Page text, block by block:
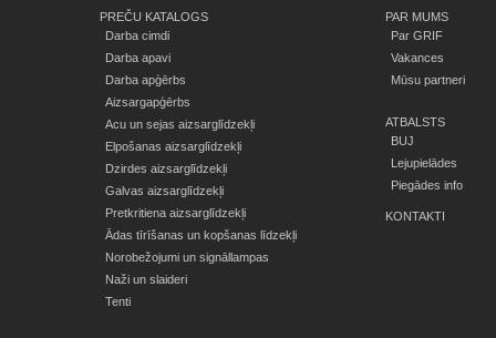
PREČU KATALOGS
Darba cimdi
Darba apavi
Darba apģērbs
Aizsargapģērbs
Acu un sejas aizsarglīdzekļi
Elpošanas aizsarglīdzekļi
Dzirdes aizsarglīdzekļi
Galvas aizsarglīdzekļi
Pretkritiena aizsarglīdzekļi
Ādas tīrīšanas un kopšanas līdzekļi
Norobežojumi un signāllampas
Naži un slaideri
Tenti
PAR MUMS
Par GRIF
Vakances
Mūsu partneri
ATBALSTS
BUJ
Lejupielādes
Piegādes info
KONTAKTI